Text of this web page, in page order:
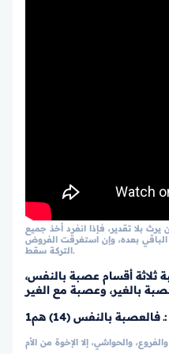
بلا تقدير، فإذا انفرد أخذ جميع
بعده، وإن استغرقت الفروض
التركة سقط.
ثلاثة أقسام عصبة بالنفس،
1ـ فالعصبة بالنفس (14) هم: